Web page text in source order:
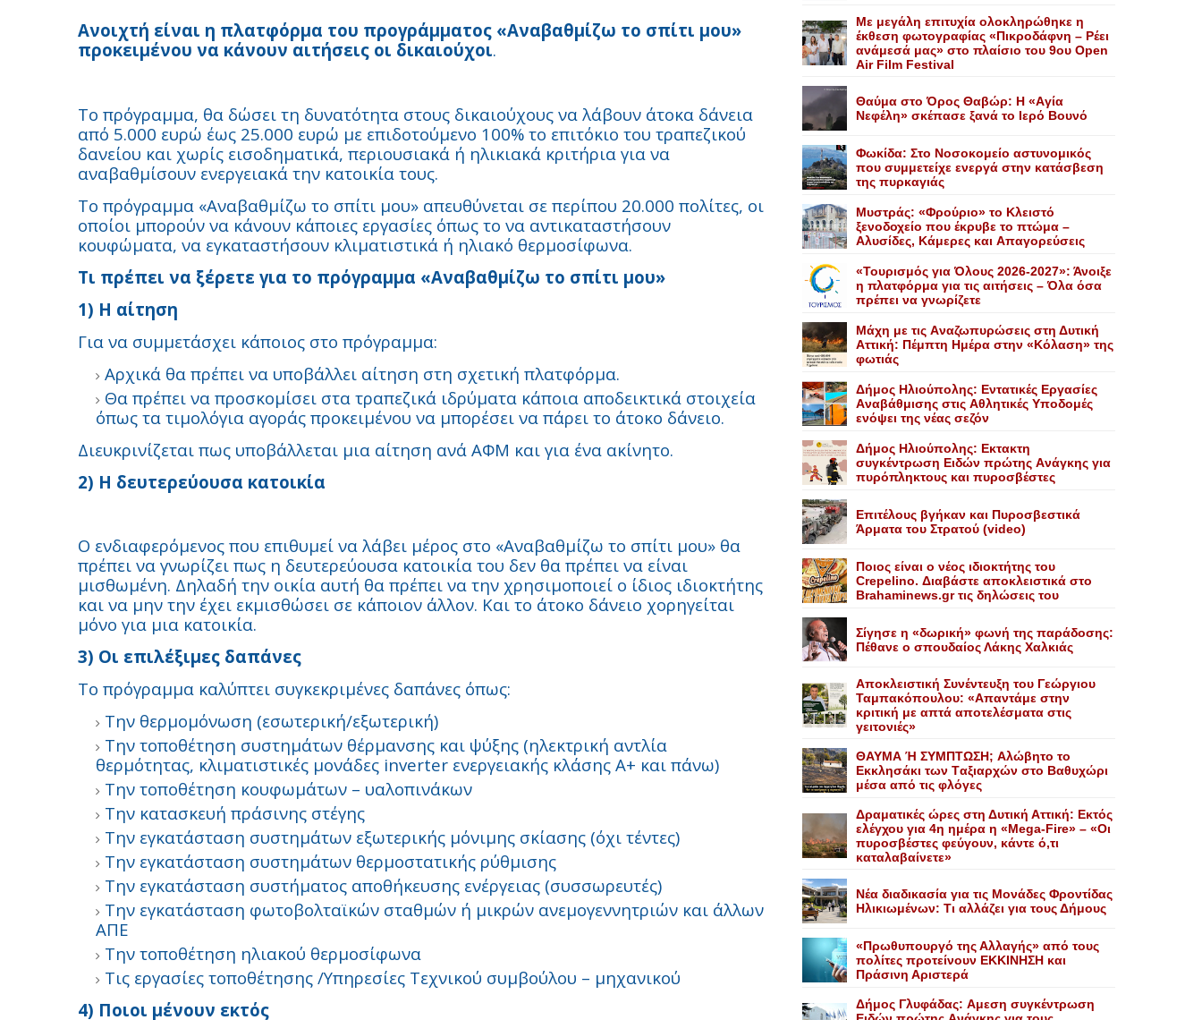
Ανοιχτή είναι η πλατφόρμα του προγράμματος «Αναβαθμίζω το σπίτι μου»
προκειμένου να κάνουν αιτήσεις οι δικαιούχοι.
Το πρόγραμμα, θα δώσει τη δυνατότητα στους δικαιούχους να λάβουν άτοκα δάνεια
από 5.000 ευρώ έως 25.000 ευρώ με επιδοτούμενο 100% το επιτόκιο του τραπεζικού
δανείου και χωρίς εισοδηματικά, περιουσιακά ή ηλικιακά κριτήρια για να
αναβαθμίσουν ενεργειακά την κατοικία τους.
Το πρόγραμμα «Αναβαθμίζω το σπίτι μου» απευθύνεται σε περίπου 20.000 πολίτες, οι
οποίοι μπορούν να κάνουν κάποιες εργασίες όπως το να αντικαταστήσουν
κουφώματα, να εγκαταστήσουν κλιματιστικά ή ηλιακό θερμοσίφωνα.
Τι πρέπει να ξέρετε για το πρόγραμμα «Αναβαθμίζω το σπίτι μου»
1) Η αίτηση
Για να συμμετάσχει κάποιος στο πρόγραμμα:
Αρχικά θα πρέπει να υποβάλλει αίτηση στη σχετική πλατφόρμα.
Θα πρέπει να προσκομίσει στα τραπεζικά ιδρύματα κάποια αποδεικτικά στοιχεία
όπως τα τιμολόγια αγοράς προκειμένου να μπορέσει να πάρει το άτοκο δάνειο.
Διευκρινίζεται πως υποβάλλεται μια αίτηση ανά ΑΦΜ και για ένα ακίνητο.
2) Η δευτερεύουσα κατοικία
Ο ενδιαφερόμενος που επιθυμεί να λάβει μέρος στο «Αναβαθμίζω το σπίτι μου» θα
πρέπει να γνωρίζει πως η δευτερεύουσα κατοικία του δεν θα πρέπει να είναι
μισθωμένη. Δηλαδή την οικία αυτή θα πρέπει να την χρησιμοποιεί ο ίδιος ιδιοκτήτης
και να μην την έχει εκμισθώσει σε κάποιον άλλον. Και το άτοκο δάνειο χορηγείται
μόνο για μια κατοικία.
3) Οι επιλέξιμες δαπάνες
Το πρόγραμμα καλύπτει συγκεκριμένες δαπάνες όπως:
Την θερμομόνωση (εσωτερική/εξωτερική)
Την τοποθέτηση συστημάτων θέρμανσης και ψύξης (ηλεκτρική αντλία
θερμότητας, κλιματιστικές μονάδες inverter ενεργειακής κλάσης Α+ και πάνω)
Την τοποθέτηση κουφωμάτων – υαλοπινάκων
Την κατασκευή πράσινης στέγης
Την εγκατάσταση συστημάτων εξωτερικής μόνιμης σκίασης (όχι τέντες)
Την εγκατάσταση συστημάτων θερμοστατικής ρύθμισης
Την εγκατάσταση συστήματος αποθήκευσης ενέργειας (συσσωρευτές)
Την εγκατάσταση φωτοβολταϊκών σταθμών ή μικρών ανεμογεννητριών και άλλων
ΑΠΕ
Την τοποθέτηση ηλιακού θερμοσίφωνα
Τις εργασίες τοποθέτησης /Υπηρεσίες Τεχνικού συμβούλου – μηχανικού
4) Ποιοι μένουν εκτός
Με μεγάλη επιτυχία ολοκληρώθηκε η
έκθεση φωτογραφίας «Πικροδάφνη – Ρέει
ανάμεσά μας» στο πλαίσιο του 9ου Open
Air Film Festival
Θαύμα στο Όρος Θαβώρ: H «Aγία
Nεφέλη» σκέπασε ξανά το Iερό Bουνό
Φωκίδα: Στο Νοσοκομείο αστυνομικός
που συμμετείχε ενεργά στην κατάσβεση
της πυρκαγιάς
Mυστράς: «Φρούριο» το Kλειστό
ξενοδοχείο που έκρυβε το πτώμα –
Aλυσίδες, Kάμερες και Aπαγορεύσεις
«Τουρισμός για Όλους 2026-2027»: Άνοιξε
η πλατφόρμα για τις αιτήσεις – Όλα όσα
πρέπει να γνωρίζετε
Mάχη με τις Aναζωπυρώσεις στη Δυτική
Aττική: Πέμπτη Hμέρα στην «Kόλαση» της
φωτιάς
Δήμος Ηλιούπολης: Eντατικές Eργασίες
Aναβάθμισης στις Aθλητικές Yποδομές
ενόψει της νέας σεζόν
Δήμος Ηλιούπολης: Eκτακτη
συγκέντρωση Eιδών πρώτης Aνάγκης για
πυρόπληκτους και πυροσβέστες
Επιτέλους βγήκαν και Πυροσβεστικά
Άρματα του Στρατού (video)
Ποιος είναι ο νέος ιδιοκτήτης του
Crepelino. Διαβάστε αποκλειστικά στο
Brahaminews.gr τις δηλώσεις του
Σίγησε η «δωρική» φωνή της παράδοσης:
Πέθανε o σπουδαίος Λάκης Xαλκιάς
Αποκλειστική Συνέντευξη του Γεώργιου
Ταμπακόπουλου: «Απαντάμε στην
κριτική με απτά αποτελέσματα στις
γειτονιές»
ΘΑΥΜΑ Ή ΣΥΜΠΤΩΣΗ; Aλώβητο το
Eκκλησάκι των Tαξιαρχών στο Bαθυχώρι
μέσα από τις φλόγες
Δραματικές ώρες στη Δυτική Αττική: Εκτός
ελέγχου για 4η ημέρα η «Mega-Fire» – «Οι
πυροσβέστες φεύγουν, κάντε ό,τι
καταλαβαίνετε»
Nέα διαδικασία για τις Mονάδες Φροντίδας
Hλικιωμένων: Tι αλλάζει για τους Δήμους
«Πρωθυπουργό της Αλλαγής» από τους
πολίτες προτείνουν EKKINHΣΗ και
Πράσινη Αριστερά
Δήμος Γλυφάδας: Aμεση συγκέντρωση